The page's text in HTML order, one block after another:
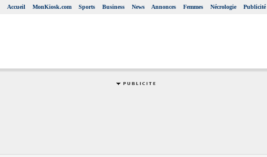
Accueil MonKiosk.com Sports Business News Annonces Femmes Nécrologie Publicité